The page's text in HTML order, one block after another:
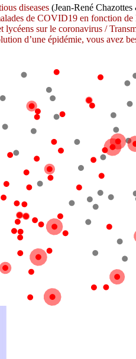
diseases (Jean-René
de COVID19 en fonction
lycéens sur le coronavirus /
d’une épidémie, vous avez